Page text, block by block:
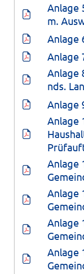
Anlage
m.
Anlage
Anlage
Anlage
nds.
Anlage
Anlage
Anlage
Anlage
Anlage
Anlage